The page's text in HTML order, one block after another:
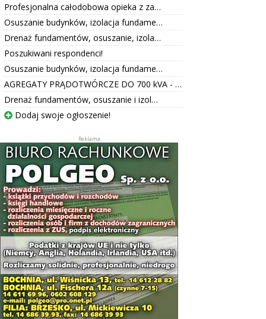
Profesjonalna całodobowa opieka z za…
Osuszanie budynków, izolacja fundame…
Drenaż fundamentów, osuszanie, izola…
Poszukiwani respondenci!
Osuszanie budynków, izolacja fundame…
AGREGATY PRĄDOTWÓRCZE DO 700 kVA - …
Drenaż fundamentów, osuszanie i izol…
Dodaj swoje ogłoszenie!